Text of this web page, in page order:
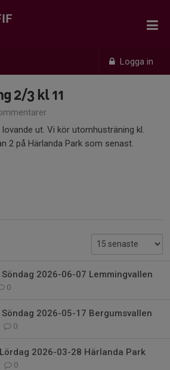
Logga in
2/3 kl 11
ut. Vi kör utomhusträning kl.
2 på Härlanda Park som senast.
2026-06-07 Lemmingvallen
0
2026-05-17 Bergumsvallen
0
2026-03-28 Härlanda Park
0